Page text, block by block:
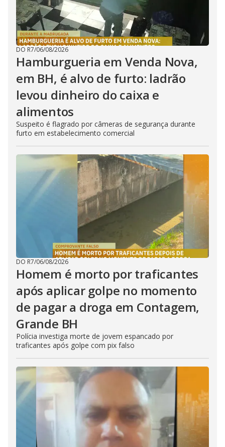
DO R7/06/08/2026
Hamburgueria em Venda Nova,
em BH, é alvo de furto: ladrão
levou dinheiro do caixa e
alimentos
Suspeito é flagrado por câmeras de segurança durante
furto em estabelecimento comercial
DO R7/06/08/2026
Homem é morto por traficantes
após aplicar golpe no momento
de pagar a droga em Contagem,
Grande BH
Polícia investiga morte de jovem espancado por
traficantes após golpe com pix falso